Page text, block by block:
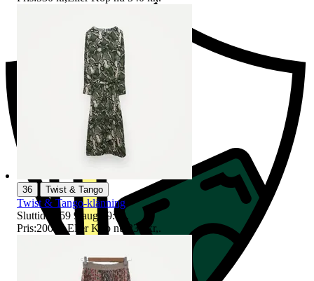
36 Twist & Tango
Twist & Tango-klänning
Sluttid09:59 9 aug 09:59.
Pris:200 kr,Eller Köp nu 230 kr,.